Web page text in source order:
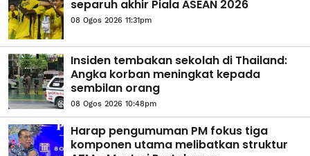
separuh akhir Piala ASEAN 2026
08 Ogos 2026 11:31pm
Insiden tembakan sekolah di Thailand:
Angka korban meningkat kepada
sembilan orang
08 Ogos 2026 10:48pm
Harap pengumuman PM fokus tiga
komponen utama melibatkan struktur